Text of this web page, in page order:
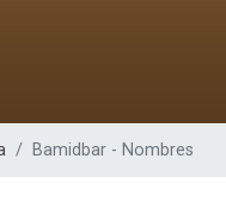
3
Bamidbar - Nombres